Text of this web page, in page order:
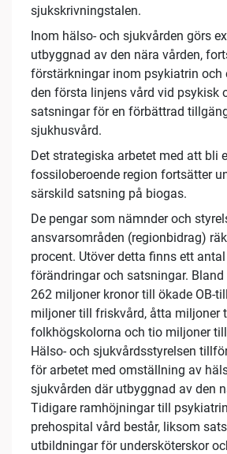
sjukskrivningstalen.
Inom hälso- och sjukvården görs
utbyggnad av den nära vården,
förstärkningar inom psykiatrin och
den första linjens vård vid psykisk
satsningar för en förbättrad
sjukhusvård.
Det strategiska arbetet med att bli
fossiloberoende region fortsätter
särskild satsning på biogas.
De pengar som nämnder och
ansvarsområden (regionbidrag)
procent. Utöver detta finns ett
förändringar och satsningar.
262 miljoner kronor till ökade OB-
miljoner till friskvård, åtta miljoner
folkhögskolorna och tio miljoner
Hälso- och sjukvårdsstyrelsen
för arbetet med omställning av
sjukvården där utbyggnad av den
Tidigare ramhöjningar till
prehospital vård består, liksom
utbildningar för undersköterskor